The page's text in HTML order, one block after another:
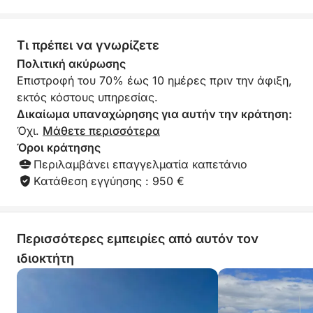
προσφέρει με κάθε τρόπο.
Τι πρέπει να γνωρίζετε
Πολιτική ακύρωσης
Επιστροφή του 70% έως 10 ημέρες πριν την άφιξη,
εκτός κόστους υπηρεσίας.
Δικαίωμα υπαναχώρησης για αυτήν την κράτηση:
Όχι. Μάθετε περισσότερα
Όροι κράτησης
Περιλαμβάνει επαγγελματία καπετάνιο
Κατάθεση εγγύησης : 950 €
Περισσότερες εμπειρίες από αυτόν τον
ιδιοκτήτη